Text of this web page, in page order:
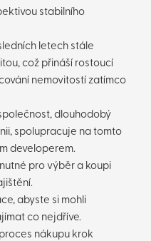
stabilního
letech stále
což přináší rostoucí
nemovitostí zatímco
dlouhodobý
spolupracuje na tomto
developerem.
pro výběr a koupi
abyste si mohli
co nejdříve.
nákupu krok